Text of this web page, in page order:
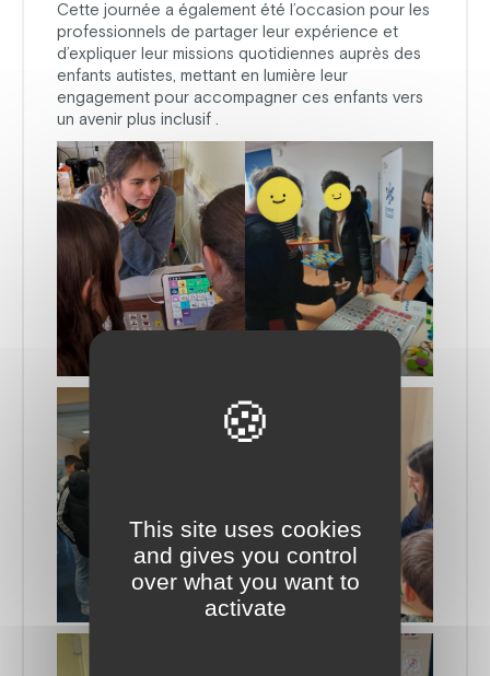
Cette journée a également été l’occasion pour les
professionnels de partager leur expérience et
d’expliquer leur missions quotidiennes auprès des
enfants autistes, mettant en lumière leur
engagement pour accompagner ces enfants vers
un avenir plus inclusif .
This site uses cookies
and gives you control
over what you want to
activate